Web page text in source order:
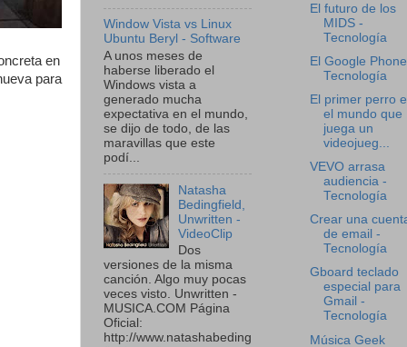
en
para
Window Vista vs Linux
Ubuntu Beryl - Software
A unos meses de
haberse liberado el
Windows vista a
generado mucha
expectativa en el mundo,
se dijo de todo, de las
maravillas que este
podí...
Natasha
Bedingfield,
Unwritten -
VideoClip
Dos
versiones de la misma
canción. Algo muy pocas
veces visto. Unwritten -
MUSICA.COM Página
Oficial:
http://www.natashabeding
El futuro de los
MIDS -
Tecnología
El Google
Tecnología
El primer perro
el mundo que
juega un
videojueg...
VEVO arrasa
audiencia -
Tecnología
Crear una
de email -
Tecnología
Gboard teclado
especial para
Gmail -
Tecnología
Música Geek